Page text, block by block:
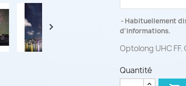

Habituellement
d'informations.
Optolong UHC
Quantité